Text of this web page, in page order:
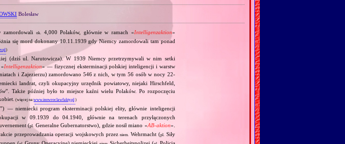
Bolesław
zamordowaliok. 4,000 Polaków, głównie w ramach «Intelligenzaktion»
się mord dokonany 10.11.1939 gdy Niemcy zamordowali tam ponad
)
(dziś ul. Narutowicza). W 1939 Niemcy przetrzymywali w nim setki
Intelligenzaktion» — fizycznej eksterminacji polskiej inteligencji i warstw
i Zajezierzu) zamordowano 546 z nich, w tym 56 osób w nocy 22‐
landrat, czyli okupacyjny urzędnik powiatowy, niejaki Hirschfeld,
”. Także później było to miejsce kaźni wielu Polaków. Po rozpoczęciu
(więcej na:www.inowroclawfakty.pl )
”) — niemiecki program eksterminacji polskiej elity, głównie inteligencji
w 09.1939 do 04.1940, głównie na terenach przyłączonych
(pl. Generalne Gubernatorstwo), gdzie nosił miano «AB‐aktion».
przeprowadzania operacji wojskowych przezniem. Wehrmacht (pl.
Siły